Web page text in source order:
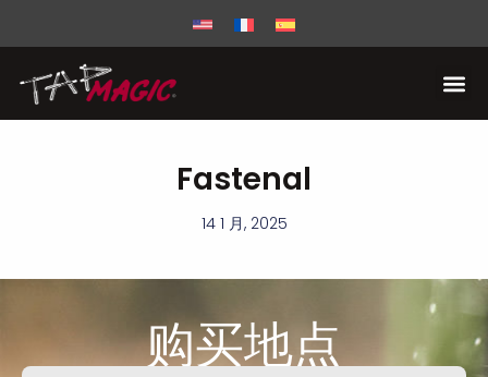
Fastenal
14 1 月, 2025
购买地点